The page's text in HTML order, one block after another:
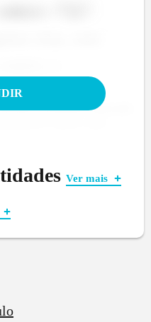
fórmula da
resultado esperado
os parentes:
Ver mais